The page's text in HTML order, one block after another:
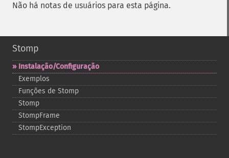
Não há notas de usuários para esta página.
Stomp
Instalação/Configuração
Exemplos
Funções de Stomp
Stomp
StompFrame
StompException